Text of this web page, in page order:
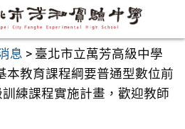
息 > 臺北市立萬芳高級中學
本教育課程綱要普通型數位前
練課程實施計畫，歡迎教師